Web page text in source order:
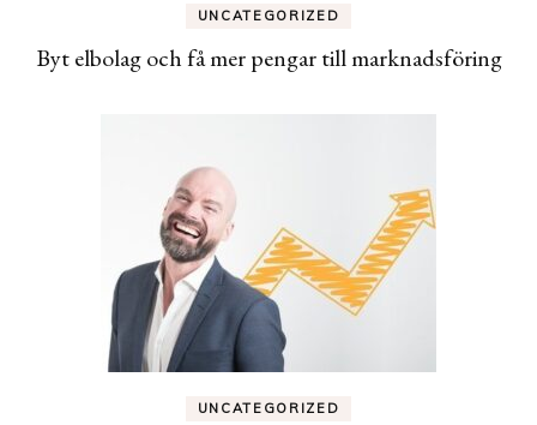
UNCATEGORIZED
Byt elbolag och få mer pengar till marknadsföring
UNCATEGORIZED